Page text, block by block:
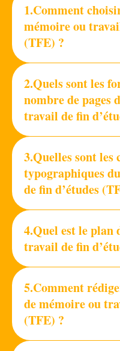
1.Comment
mémoire ou
(TFE) ?
2.Quels sont les
nombre de pages
travail de fin
3.Quelles sont les
typographiques
de fin d’études
4.Quel est le plan
travail de fin
5.Comment
de mémoire ou
(TFE) ?